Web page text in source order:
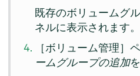
既存のボリュームグ
ネルに表示されます。
［ボリューム管理］
ームグループの追加